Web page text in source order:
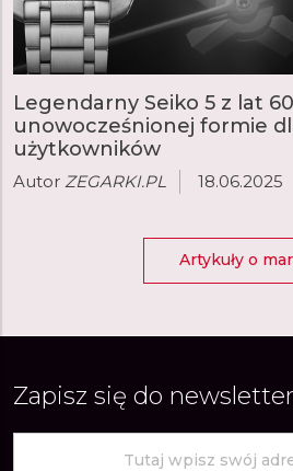
Legendarny Seiko 5 z lat
unowocześnionej formie
użytkowników
Autor ZEGARKI.PL 18.06.2025
Artykuły o
Zapisz się do